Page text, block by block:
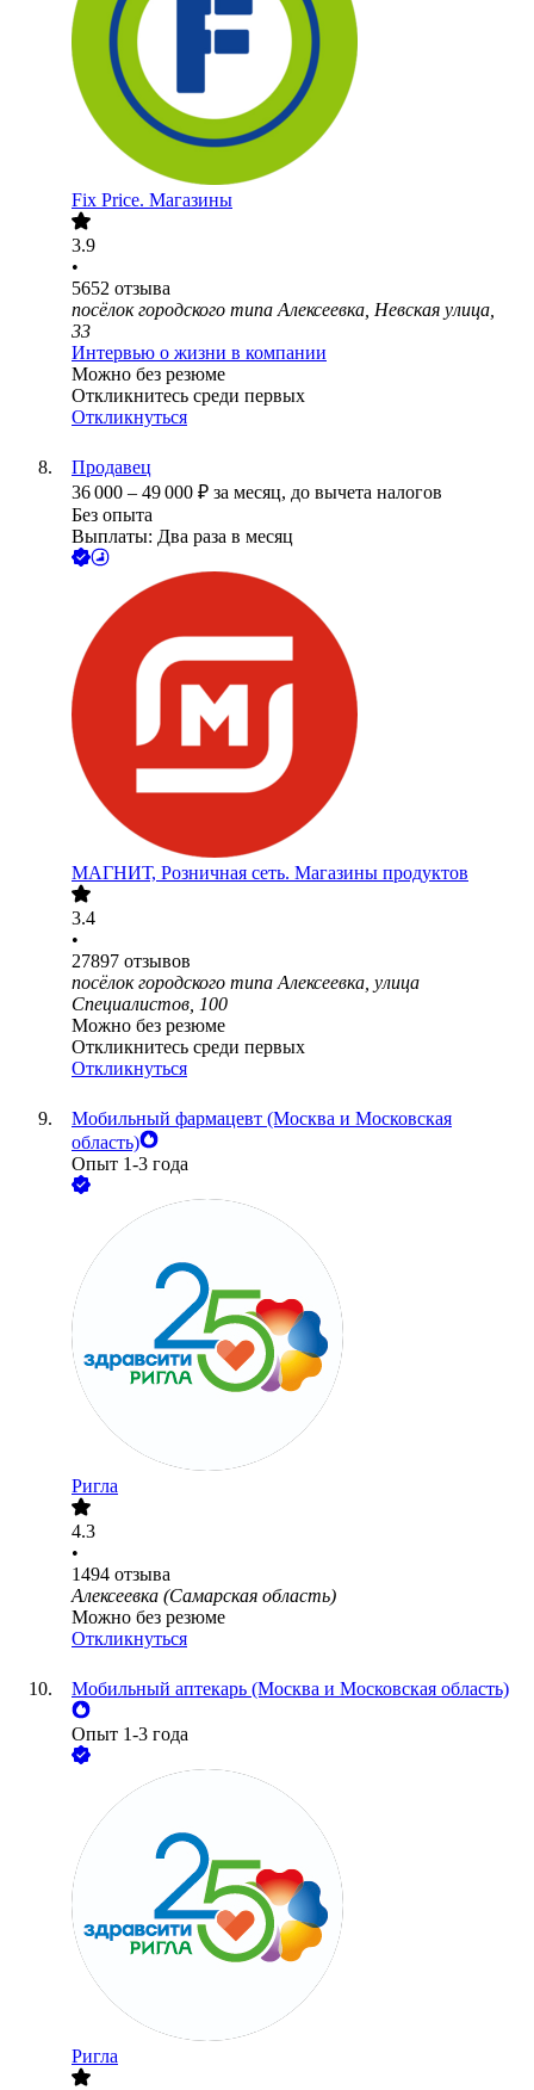
Fix Price. Магазины
3.9
•
5652 отзыва
посёлок городского типа Алексеевка, Невская улица,
33
Интервью о жизни в компании
Можно без резюме
Откликнитесь среди первых
Откликнуться
Продавец
36 000 – 49 000 ₽ за месяц, до вычета налогов
Без опыта
Выплаты: Два раза в месяц
МАГНИТ, Розничная сеть. Магазины продуктов
3.4
•
27897 отзывов
посёлок городского типа Алексеевка, улица
Специалистов, 100
Можно без резюме
Откликнитесь среди первых
Откликнуться
Мобильный фармацевт (Москва и Московская
область)
Опыт 1-3 года
Ригла
4.3
•
1494 отзыва
Алексеевка (Самарская область)
Можно без резюме
Откликнуться
Мобильный аптекарь (Москва и Московская область)
Опыт 1-3 года
Ригла